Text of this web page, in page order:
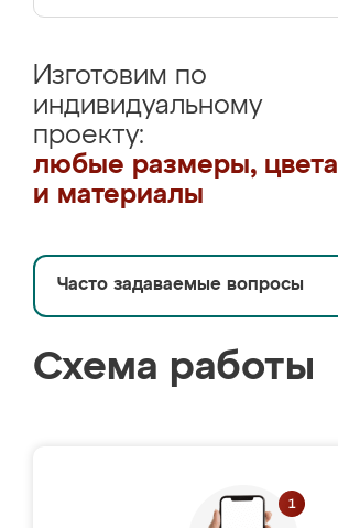
Изготовим по
индивидуальному
проекту:
любые размеры, цвета
и материалы
Часто задаваемые вопросы
Схема работы